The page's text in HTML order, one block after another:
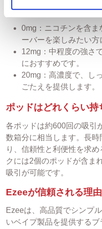
どのニコチン濃度を
0mg：ニコチンを含ま
ーバーを楽しみたい方
12mg：中程度の強さ
におすすめです。
20mg：高濃度で、し
ごたえを提供します。
ポッドはどれくらい持
各ポッドは約600回の吸引
数箱分に相当します。長
り、信頼性と利便性を求
クには2個のポッドが含ま
吸引が可能です。
Ezeeが信頼される理
Ezeeは、高品質でシンプ
いベイプ製品を提供する